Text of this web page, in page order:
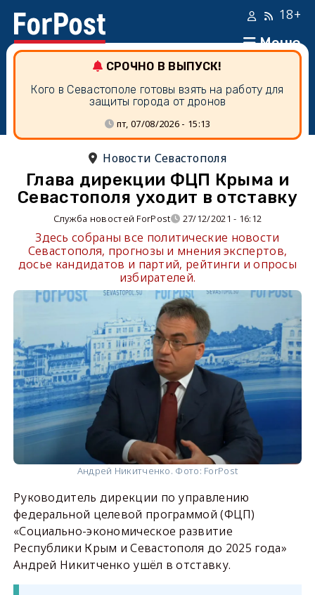
Меню
18+
СРОЧНО В ВЫПУСК!
Кого в Севастополе готовы взять на работу для
защиты города от дронов
пт, 07/08/2026 - 15:13
Новости Севастополя
Глава дирекции ФЦП Крыма и
Севастополя уходит в отставку
Служба новостей ForPost 27/12/2021 - 16:12
Здесь собраны все политические новости
Севастополя, прогнозы и мнения экспертов,
досье кандидатов и партий, рейтинги и опросы
избирателей.
Андрей Никитченко. Фото: ForPost
Руководитель дирекции по управлению
федеральной целевой программой (ФЦП)
«Социально-экономическое развитие
Республики Крым и Севастополя до 2025 года»
Андрей Никитченко ушёл в отставку.